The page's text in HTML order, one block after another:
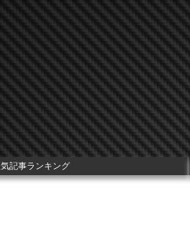
気記事ランキング